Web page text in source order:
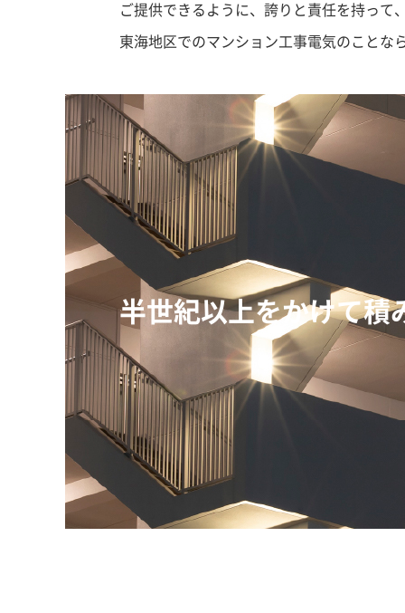
ご提供できるように、誇りと責任を持って
東海地区でのマンション工事電気のことな
半世紀以上をかけて積